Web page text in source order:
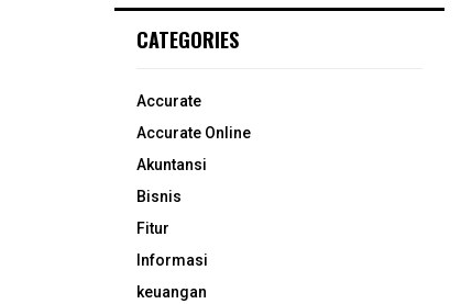
CATEGORIES
Accurate
Accurate Online
Akuntansi
Bisnis
Fitur
Informasi
keuangan